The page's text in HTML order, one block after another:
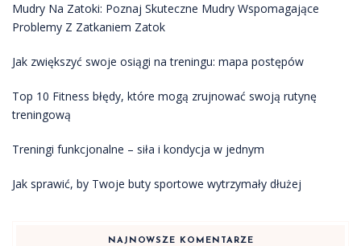
Mudry Na Zatoki: Poznaj Skuteczne Mudry Wspomagające
Problemy Z Zatkaniem Zatok
Jak zwiększyć swoje osiągi na treningu: mapa postępów
Top 10 Fitness błędy, które mogą zrujnować swoją rutynę
treningową
Treningi funkcjonalne – siła i kondycja w jednym
Jak sprawić, by Twoje buty sportowe wytrzymały dłużej
NAJNOWSZE KOMENTARZE